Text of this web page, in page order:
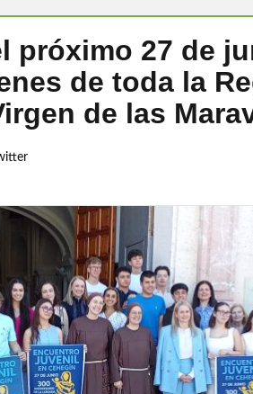
próximo 27 de
de toda la
de las